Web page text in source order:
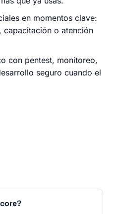
en momentos clave:
capacitación o atención
con pentest, monitoreo,
seguro cuando el